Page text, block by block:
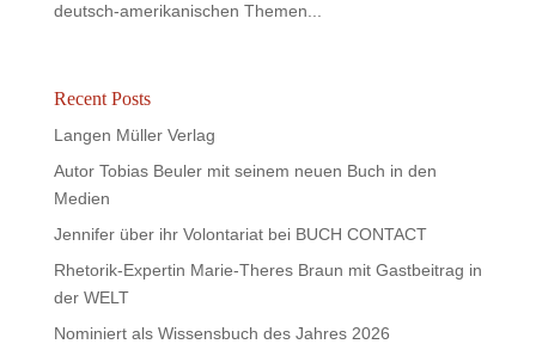
deutsch-amerikanischen Themen...
Recent Posts
Langen Müller Verlag
Autor Tobias Beuler mit seinem neuen Buch in den
Medien
Jennifer über ihr Volontariat bei BUCH CONTACT
Rhetorik-Expertin Marie-Theres Braun mit Gastbeitrag in
der WELT
Nominiert als Wissensbuch des Jahres 2026